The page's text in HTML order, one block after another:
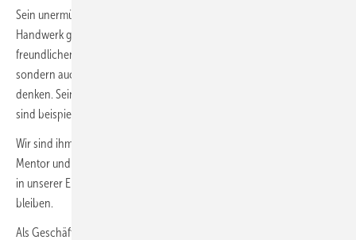
Sein unermüdliches Engagement und sein Herzblut haben das
Handwerk geprägt und vorangebracht. Mit Ideenreichtum und seiner
freundlichen, humorvollen Art hat er nicht nur Lösungen gefunden,
sondern auch seine Mitmenschen inspiriert, kreativ und neu zu
denken. Seine Verlässlichkeit und sein Verantwortungsbewusstsein
sind beispielgebend.
Wir sind ihm dankbar für die gemeinsamen Jahre - als Wegweiser,
Mentor und Mensch mit großer Seele und viel Herzenswärme. Er wird
in unserer Erinnerung weiterleben, in seinen Projekten präsent
bleiben.
Als Geschäftsführer und technischer Referent hinterlässt er eine